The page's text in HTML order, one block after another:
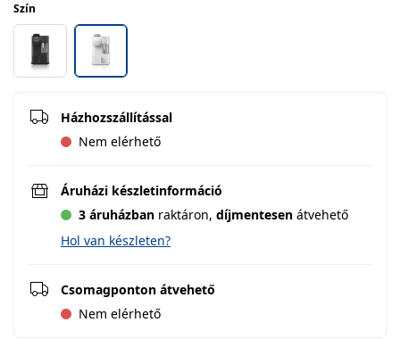
Szín
Házhozszállítással
Nem elérhető
Áruházi készletinformáció
3 áruházban raktáron, díjmentesen átvehető
Hol van készleten?
Csomagponton átvehető
Nem elérhető